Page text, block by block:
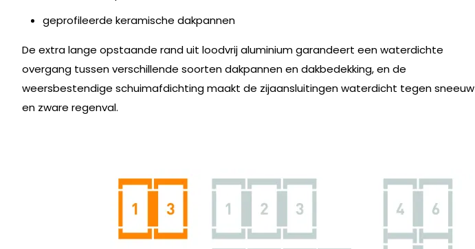
geprofileerde keramische dakpannen
De extra lange opstaande rand uit loodvrij aluminium garandeert een waterdichte
overgang tussen verschillende soorten dakpannen en dakbedekking, en de
weersbestendige schuimafdichting maakt de zijaansluitingen waterdicht tegen sneeuw
en zware regenval.